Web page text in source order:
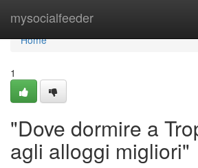
mysocialfeeder
Home
Home
1
"Dove dormire a
agli alloggi migliori"